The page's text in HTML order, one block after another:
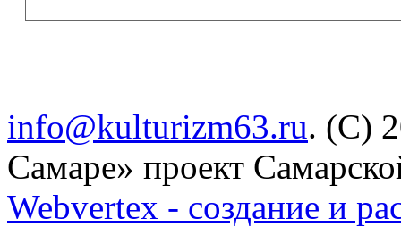
info@kulturizm63.ru. (C)
Самаре» проект
Webvertex - создание и